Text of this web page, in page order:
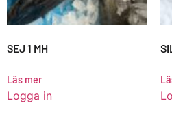
SEJ 1 MH
Läs mer
Logga in